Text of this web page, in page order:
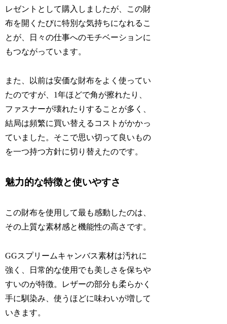
レゼントとして購入しましたが、この財
布を開くたびに特別な気持ちになれるこ
とが、日々の仕事へのモチベーションに
もつながっています。
また、以前は安価な財布をよく使ってい
たのですが、1年ほどで角が擦れたり、
ファスナーが壊れたりすることが多く、
結局は頻繁に買い替えるコストがかかっ
ていました。そこで思い切って良いもの
を一つ持つ方針に切り替えたのです。
魅力的な特徴と使いやすさ
この財布を使用して最も感動したのは、
その上質な素材感と機能性の高さです。
GGスプリームキャンバス素材は汚れに
強く、日常的な使用でも美しさを保ちや
すいのが特徴。レザーの部分も柔らかく
手に馴染み、使うほどに味わいが増して
いきます。